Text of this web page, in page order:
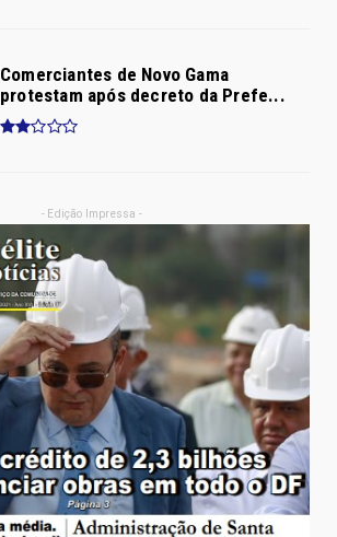
Comerciantes de Novo Gama
protestam após decreto da Prefe...
- Edição Impressa -